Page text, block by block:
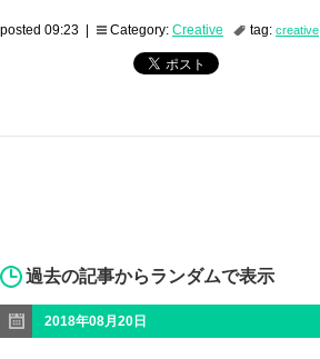
posted 09:23 | Category: Creative tag: creative
過去の記事からランダムで表示
2018年08月20日